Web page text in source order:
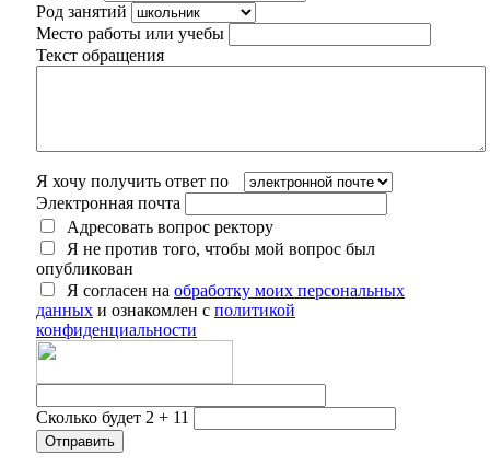
Род занятий
Место работы или учебы
Текст обращения
Я хочу получить ответ по
Электронная почта
Адресовать вопрос ректору
Я не против того, чтобы мой вопрос был
опубликован
Я согласен на обработку моих персональных
данных и ознакомлен с политикой
конфиденциальности
Сколько будет 2 + 11